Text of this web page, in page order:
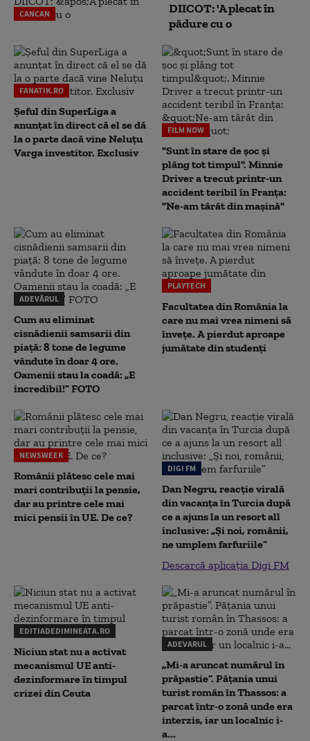
CANCAN
DIICOT: 'A plecat în
pădure cu o
FANATIK.RO
Șeful din SuperLiga a
anunțat în direct că el se dă
la o parte dacă vine Neluțu
Varga investitor. Exclusiv
FILM NOW
"Sunt în stare de șoc și
plâng tot timpul". Minnie
Driver a trecut printr-un
accident teribil în Franța:
"Ne-am târât din mașină"
ADEVĂRUL
Cum au eliminat
cisnădienii samsarii din
piață: 8 tone de legume
vândute în doar 4 ore.
Oamenii stau la coadă: „E
incredibil!” FOTO
PLAYTECH
Facultatea din România la
care nu mai vrea nimeni să
înveţe. A pierdut aproape
jumătate din studenţi
NEWSWEEK
Românii plătesc cele mai
mari contribuții la pensie,
dar au printre cele mai
mici pensii în UE. De ce?
DIGI FM
Dan Negru, reacție virală
din vacanța în Turcia după
ce a ajuns la un resort all
inclusive: „Și noi, românii,
ne umplem farfuriile”
Descarcă aplicația Digi FM
EDITIADEDIMINEATA.RO
Niciun stat nu a activat
mecanismul UE anti-
dezinformare în timpul
crizei din Ceuta
ADEVARUL
„Mi-a aruncat numărul în
prăpastie”. Pățania unui
turist român în Thassos: a
parcat într-o zonă unde era
interzis, iar un localnic i-
a...